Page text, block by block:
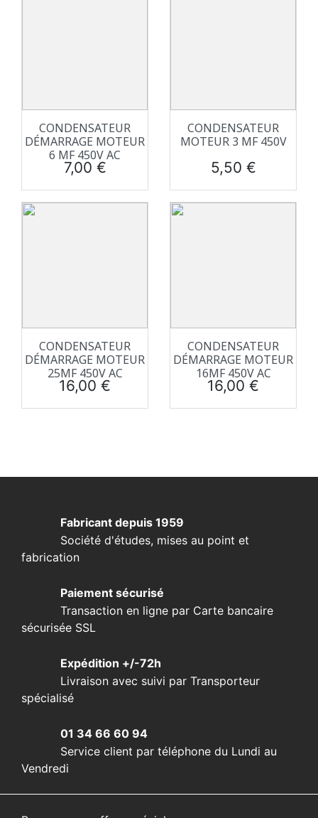
CONDENSATEUR
DÉMARRAGE MOTEUR
6 ΜF 450V AC
Prix
7,00 €
CONDENSATEUR
MOTEUR 3 ΜF 450V
Prix
5,50 €
CONDENSATEUR
DÉMARRAGE MOTEUR
25ΜF 450V AC
Prix
16,00 €
CONDENSATEUR
DÉMARRAGE MOTEUR
16ΜF 450V AC
Prix
16,00 €
Fabricant depuis 1959
Société d'études, mises au point et
fabrication
Paiement sécurisé
Transaction en ligne par Carte bancaire
sécurisée SSL
Expédition +/-72h
Livraison avec suivi par Transporteur
spécialisé
01 34 66 60 94
Service client par téléphone du Lundi au
Vendredi